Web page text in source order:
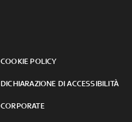
COOKIE POLICY
DICHIARAZIONE DI ACCESSIBILITÀ
CORPORATE